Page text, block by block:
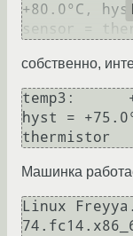
+80.0°C,
sensor =
собственно,
temp3:
hyst =
thermistor
Машинка
Linux